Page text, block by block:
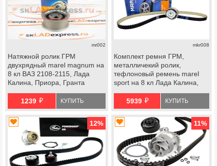
mr002
Натяжной ролик ГРМ
двухрядный marel magnum на
8 кл ВАЗ 2108-2115, Лада
Калина, Приора, Гранта
1239 й КУПИТЬ
mkr008
Комплект ремня ГРМ,
металличекий ролик,
тефлоновый ремень marel
sport на 8 кл Лада Калина,
Приора, Ларгус, Ларгус fl,
Веста ng, datsun
5939 й КУПИТЬ
12% 11%